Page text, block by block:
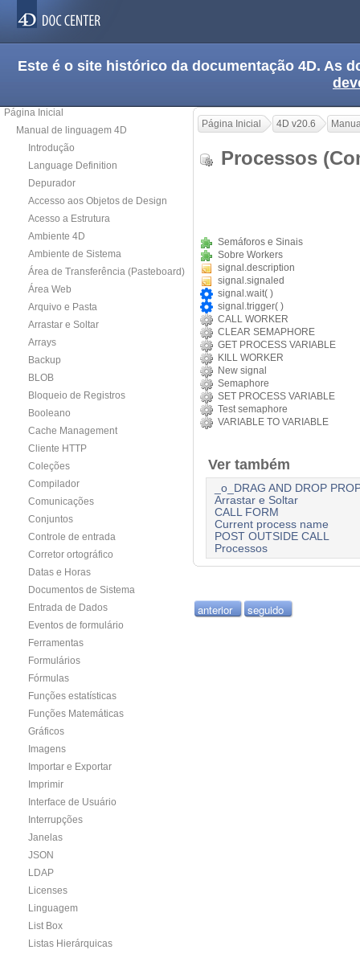
Este é o site histórico da documentação 4D. As
Página Inicial
Manual de linguagem 4D
Introdução
Language Definition
Depurador
Accesso aos Objetos de Design
Acesso a Estrutura
Ambiente 4D
Ambiente de Sistema
Área de Transferência (Pasteboard)
Área Web
Arquivo e Pasta
Arrastar e Soltar
Arrays
Backup
BLOB
Bloqueio de Registros
Booleano
Cache Management
Cliente HTTP
Coleções
Compilador
Comunicações
Conjuntos
Controle de entrada
Corretor ortográfico
Datas e Horas
Documentos de Sistema
Entrada de Dados
Eventos de formulário
Ferramentas
Formulários
Fórmulas
Funções estatísticas
Funções Matemáticas
Gráficos
Imagens
Importar e Exportar
Imprimir
Interface de Usuário
Interrupções
Janelas
JSON
LDAP
Licenses
Linguagem
List Box
Listas Hierárquicas
Página Inicial 4D v20.6
Processos
Semáforos e Sinais
Sobre Workers
signal.description
signal.signaled
signal.wait( )
signal.trigger( )
CALL WORKER
CLEAR SEMAPHORE
GET PROCESS VARIABLE
KILL WORKER
New signal
Semaphore
SET PROCESS VARIABLE
Test semaphore
VARIABLE TO VARIABLE
Ver também
_o_DRAG AND DROP
Arrastar e Soltar
CALL FORM
Current process name
POST OUTSIDE CALL
Processos
anterior seguido